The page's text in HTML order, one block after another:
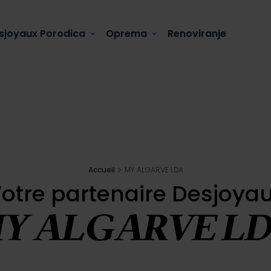
Porodica Oprema Renoviranje
Accueil MY ALGARVE LDA
partenaire
ALGARVE